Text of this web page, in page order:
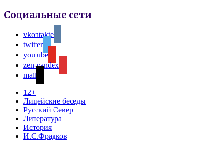
Социальные сети
vkontakte
twitter
youtube
zen-yandex
mail
12+
Лицейские беседы
Русский Север
Литература
История
И.С.Фрадков